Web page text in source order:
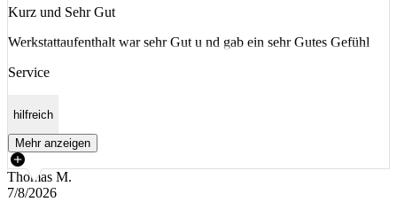
Kurz und Sehr Gut
Werkstattaufenthalt war sehr Gut u nd gab ein sehr Gutes Gefühl
Service
hilfreich
Mehr anzeigen
Thomas M.
7/8/2026